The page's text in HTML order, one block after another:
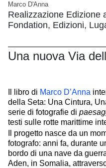
Marco D'Anna
Realizzazione Edizione
Fondation, Edizioni,
Una nuova Via
Il libro di Marco D’Anna
della Seta: Una Cintura,
serie di fotografie di
testi sulle rotte marittime
Il progetto nasce da un
fotografo: anni fa, durante
bordo di una nave da
Aden, in Somalia,